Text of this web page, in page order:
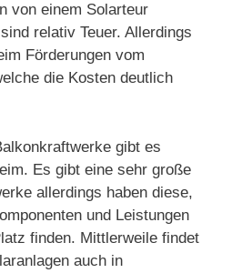
von einem Solarteur
relativ Teuer. Allerdings
Förderungen vom
die Kosten deutlich
gibt es
Es gibt eine sehr große
allerdings haben diese,
und Leistungen
finden. Mittlerweile findet
auch in